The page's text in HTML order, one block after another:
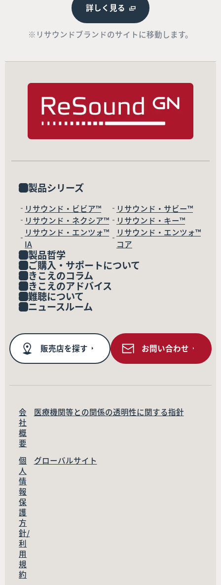
詳しく見る
※リサウンドブランドのサイトに移動します。
製品シリーズ
リサウンド・ビビア™
リサウンド・サビー™
リサウンド・ネクシア™
リサウンド・キー™
リサウンド・エンツォ™
IA
リサウンド・エンツォ™
コア
製品哲学
ご購入・サポートについて
きこえのコラム
きこえのアドバイス
難聴について
ニュースルーム
販売店を探す お問い合わせ
会
社
概
要
医療機関等との関係の透明性に関する指針
個
人
情
報
保
護
方
針/
利
用
規
約
グローバルサイト